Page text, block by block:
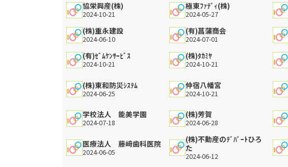
協栄興産(株)
2024-10-21
極東ﾌｧﾃﾞｨ(株)
2024-05-27
(株)重永建設
2024-06-10
(有)菖蒲商会
2024-07-01
(有)ｾﾞﾑｹﾝｻｰﾋﾞｽ
2024-10-21
(株)ﾀｶﾐﾔ
2024-10-21
(株)東和防災ｼｽﾃﾑ
2024-06-25
仲宿八幡宮
2024-10-21
学校法人 能美学園
2024-07-18
(株)芳賀
2024-06-28
医療法人 藤﨑歯科医院
2024-06-05
(株)不動産のﾃﾞﾊﾟｰﾄひろ
た
2024-06-12